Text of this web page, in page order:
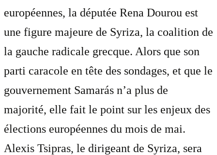
européennes, la députée Rena Dourou est
une figure majeure de Syriza, la coalition de
la gauche radicale grecque. Alors que son
parti caracole en tête des sondages, et que le
gouvernement Samarás n’a plus de
majorité, elle fait le point sur les enjeux des
élections européennes du mois de mai.
Alexis Tsipras, le dirigeant de Syriza, sera